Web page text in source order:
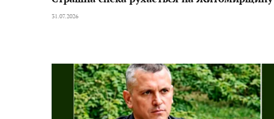
31.07.2026